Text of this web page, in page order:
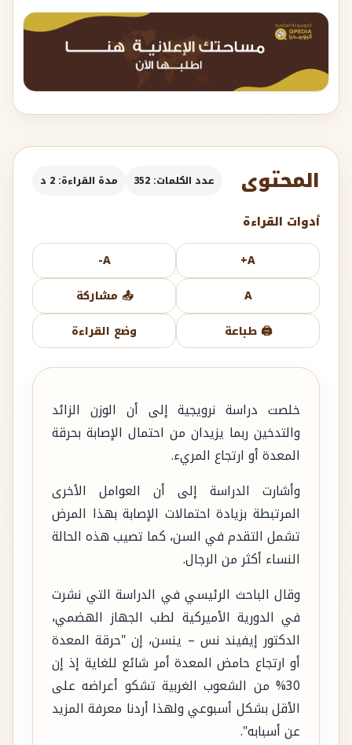
المحتوى عدد الكلمات: 352 مدة القراءة: 2 د
أدوات القراءة
A+
A-
A
📤 مشاركة
🖨️ طباعة
وضع القراءة
خلصت دراسة نرويجية إلى أن الوزن الزائد
والتدخين ربما يزيدان من احتمال الإصابة بحرقة
المعدة أو ارتجاع المريء.
وأشارت الدراسة إلى أن العوامل الأخرى
المرتبطة بزيادة احتمالات الإصابة بهذا المرض
تشمل التقدم في السن، كما تصيب هذه الحالة
النساء أكثر من الرجال.
وقال الباحث الرئيسي في الدراسة التي نشرت
في الدورية الأميركية لطب الجهاز الهضمي،
الدكتور إيفيند نس – ينسن، إن "حرقة المعدة
أو ارتجاع حامض المعدة أمر شائع للغاية إذ إن
30% من الشعوب الغربية تشكو أعراضه على
الأقل بشكل أسبوعي ولهذا أردنا معرفة المزيد
عن أسبابه".